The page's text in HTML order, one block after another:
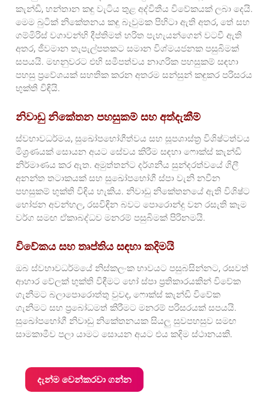
කැන්ඩි, හන්තාන කඳු වැටිය තුළ අද්විතීය විවේකයක් ලබා දෙයි.
මෙම බුටික් නිකේතනය කඳු බෑවුමක පිහිටා ඇති අතර, තේ සහ
ගම්මිරිස් වගාවන්හි දීප්තිමත් හරිත පැහැයන්ගෙන් වටවී ඇති
අතර, ජීවමාන තැපැල්පතකට සමාන විශ්මයජනක පසුබිමක්
සපයයි. මහනුවරට එහි සමීපත්වය නාගරික පහසුකම් සඳහා
පහසු ප්‍රවේශයක් සහතික කරන අතරම සන්සුන් කඳුකර පරිසරය
භුක්ති විඳියි.
නිවාඩු නිකේතන පහසුකම් සහ අත්දැකීම්
ස්වභාවධර්මය, සුඛෝපභෝගීත්වය සහ සූපශාස්ත්‍ර විශිෂ්ටත්වය
මිශ්‍රණයක් සොයන අයට සේවය කිරීම සඳහා ෆොක්ස් කැන්ඩි
නිර්මාණය කර ඇත. අමුත්තන්ට දර්ශනීය සුන්දරත්වයේ ගිලී
අනන්ත තටාකයක් සහ සුඛෝපභෝගී ස්පා වැනි නවීන
පහසුකම් භුක්ති විඳිය හැකිය. නිවාඩු නිකේතනයේ ඇති විශිෂ්ට
භෝජන අවන්හල, රසවිඳින බවට පොරොන්දු වන රසැති කෑම
වර්ග සමඟ ඒකාබද්ධව මනරම් පසුබිමක් පිරිනමයි.
විවේකය සහ තෘප්තිය සඳහා කදිමයි
ඔබ ස්වභාවධර්මයේ නිස්කලංක භාවයට පසුබසින්නට, රසවත්
ආහාර වේලක් භුක්ති විඳීමට හෝ ස්පා ප්‍රතිකාරයකින් විවේක
ගැනීමට බලාපොරොත්තු වුවද, ෆොක්ස් කැන්ඩි විවේක
ගැනීමට සහ ප්‍රබෝධමත් කිරීමට මනරම් පරිසරයක් සපයයි.
සුඛෝපභෝගී නිවාඩු නිකේතනයක සියලු සුවපහසුව සමඟ
සාමකාමීව පලා යාමට සොයන අයට එය කදිම ස්ථානයකි.
දැන්ම වෙන්කරවා ගන්න